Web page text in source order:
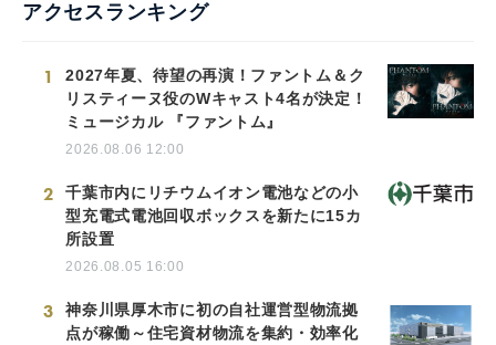
アクセスランキング
1
2027年夏、待望の再演！ファントム＆ク
リスティーヌ役のWキャスト4名が決定！
ミュージカル 『ファントム』
2026.08.06 12:00
2
千葉市内にリチウムイオン電池などの小
型充電式電池回収ボックスを新たに15カ
所設置
2026.08.05 16:00
3
神奈川県厚木市に初の自社運営型物流拠
点が稼働～住宅資材物流を集約・効率化